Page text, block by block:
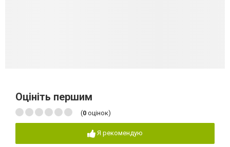
Оцініть першим
(0 оцінок)
Я рекомендую